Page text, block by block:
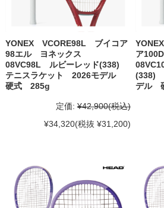
YONEX VCORE98L ブイコア
98エル ヨネックス
08VC98L ルビーレッド(338)
テニスラケット 2026モデル
硬式 285g
定価: ¥42,900(税込)
¥34,320(税抜 ¥31,200)
ア
(338)
デル